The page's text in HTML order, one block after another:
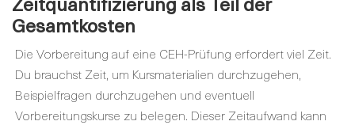
Gesamtkosten
Die Vorbereitung auf eine CEH-Prüfung erfordert viel Zeit.
Du brauchst Zeit, um Kursmaterialien durchzugehen,
Beispielfragen durchzugehen und eventuell
Vorbereitungskurse zu belegen. Dieser Zeitaufwand kann